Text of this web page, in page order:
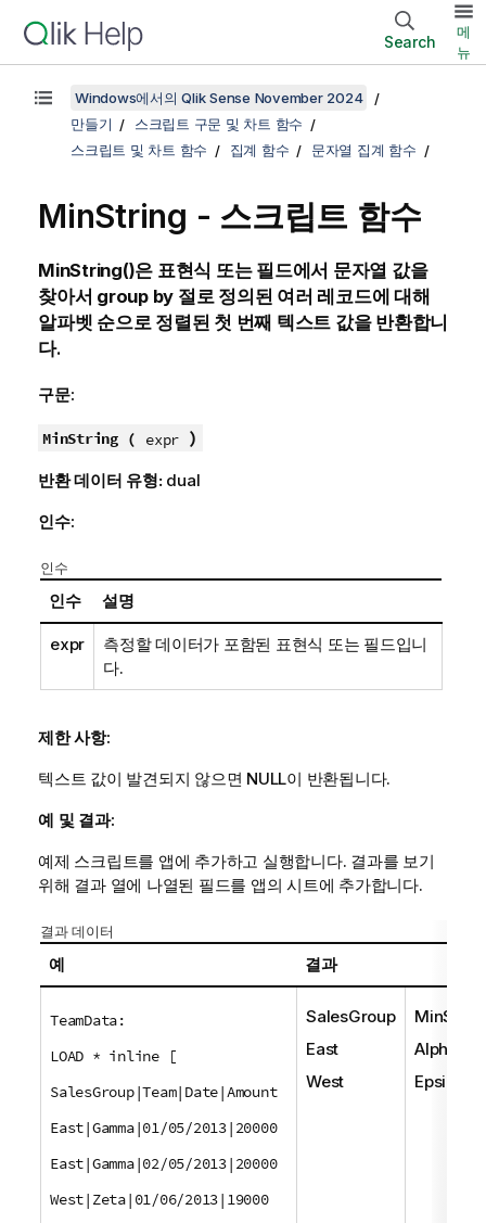
Search
메
뉴
Windows에서의 Qlik Sense November 2024
만들기
스크립트 구문 및 차트 함수
스크립트 및 차트 함수
집계 함수 문자열 집계 함수
MinString - 스크립트 함수
MinString()은 표현식 또는 필드에서 문자열 값을
찾아서 group by 절로 정의된 여러 레코드에 대해
알파벳 순으로 정렬된 첫 번째 텍스트 값을 반환합니
다.
구문:
MinString ( expr )
반환 데이터 유형: dual
인수:
인수
인수 설명
expr
측정할 데이터가 포함된 표현식 또는 필드입니
다.
제한 사항:
텍스트 값이 발견되지 않으면 NULL이 반환됩니다.
예 및 결과:
예제 스크립트를 앱에 추가하고 실행합니다. 결과를 보기
위해 결과 열에 나열된 필드를 앱의 시트에 추가합니다.
결과 데이터
예 결과
TeamData:
LOAD * inline [
SalesGroup|Team|Date|Amount
East|Gamma|01/05/2013|20000
East|Gamma|02/05/2013|20000
West|Zeta|01/06/2013|19000
SalesGroup
East
West
Alpha
Epsilon